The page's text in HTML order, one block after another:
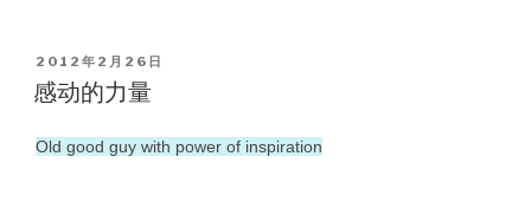
POSTED
ON
2012年2月26日
感动的力量
Old good guy with power of inspiration